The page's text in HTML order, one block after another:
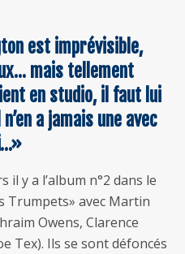
est imprévisible,
mais tellement
en studio, il faut lui
a jamais une avec
il y a l’album n°2 dans le
Trumpets» avec Martin
Owens, Clarence
Tex). Ils se sont défoncés